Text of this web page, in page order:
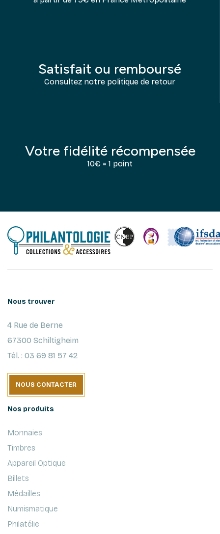
Satisfait ou remboursé
Consultez notre politique de retour
Votre fidélité récompensée
10€ = 1 point
Nous trouver
4 Rue de Berne
67300 Schiltigheim
Tél. : 03 69 81 57 42
NOUS CONTACTER
Nos produits
Monnaies
Timbres
Appareil Optique
Billets
Médailles
Numismatique
Philatélie